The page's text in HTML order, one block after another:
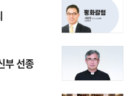
부 선종